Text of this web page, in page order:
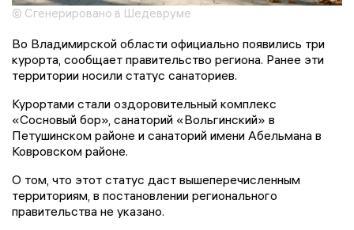
© Сгенерировано в Шедевруме
Во Владимирской области официально появились три
курорта, сообщает правительство региона. Ранее эти
территории носили статус санаториев.
Курортами стали оздоровительный комплекс
«Сосновый бор», санаторий «Вольгинский» в
Петушинском районе и санаторий имени Абельмана в
Ковровском районе.
О том, что этот статус даст вышеперечисленным
территориям, в постановлении регионального
правительства не указано.